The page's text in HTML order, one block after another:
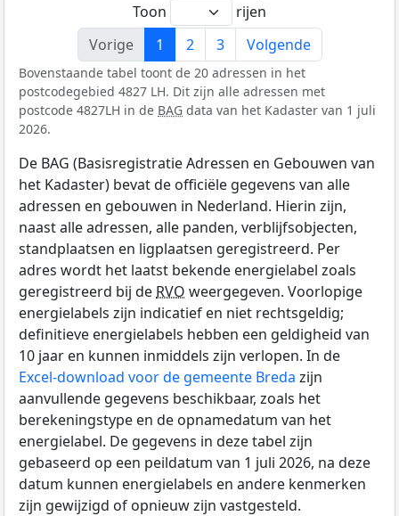
Toon
rijen
Vorige
1 2 3 Volgende
Bovenstaande tabel toont de 20 adressen in het
postcodegebied 4827 LH. Dit zijn alle adressen met
postcode 4827LH in de BAG data van het Kadaster van 1 juli
2026.
De BAG (Basisregistratie Adressen en Gebouwen van
het Kadaster) bevat de officiële gegevens van alle
adressen en gebouwen in Nederland. Hierin zijn,
naast alle adressen, alle panden, verblijfsobjecten,
standplaatsen en ligplaatsen geregistreerd. Per
adres wordt het laatst bekende energielabel zoals
geregistreerd bij de RVO weergegeven. Voorlopige
energielabels zijn indicatief en niet rechtsgeldig;
definitieve energielabels hebben een geldigheid van
10 jaar en kunnen inmiddels zijn verlopen. In de
Excel-download voor de gemeente Breda zijn
aanvullende gegevens beschikbaar, zoals het
berekeningstype en de opnamedatum van het
energielabel. De gegevens in deze tabel zijn
gebaseerd op een peildatum van 1 juli 2026, na deze
datum kunnen energielabels en andere kenmerken
zijn gewijzigd of opnieuw zijn vastgesteld.